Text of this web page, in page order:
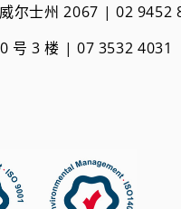
尔士州 2067 | 02 9452
号 3 楼 | 07 3532 4031